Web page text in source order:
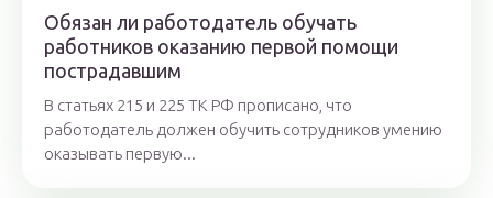
Обязан ли работодатель обучать
работников оказанию первой помощи
пострадавшим
В статьях 215 и 225 ТК РФ прописано, что
работодатель должен обучить сотрудников умению
оказывать первую...